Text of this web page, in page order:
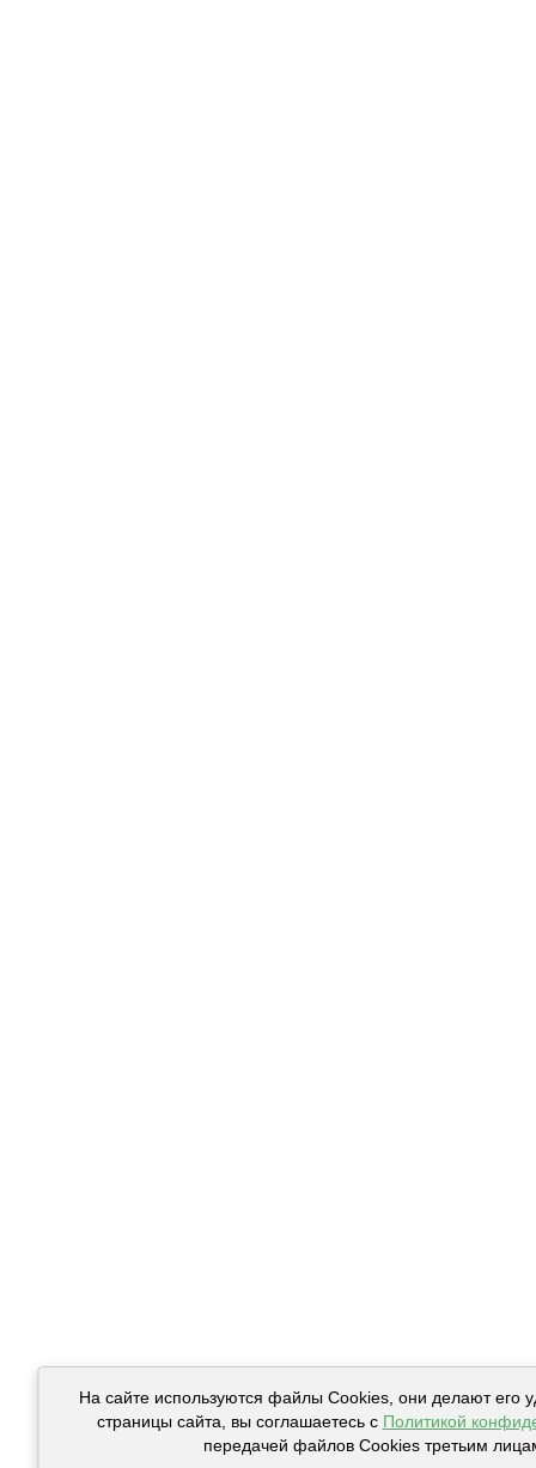
На сайте используются файлы Cookies, они делают его
страницы сайта, вы соглашаетесь с Политикой
передачей файлов Cookies третьим